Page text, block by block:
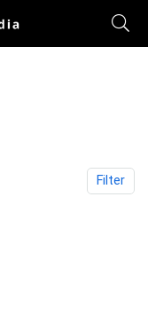
Filter